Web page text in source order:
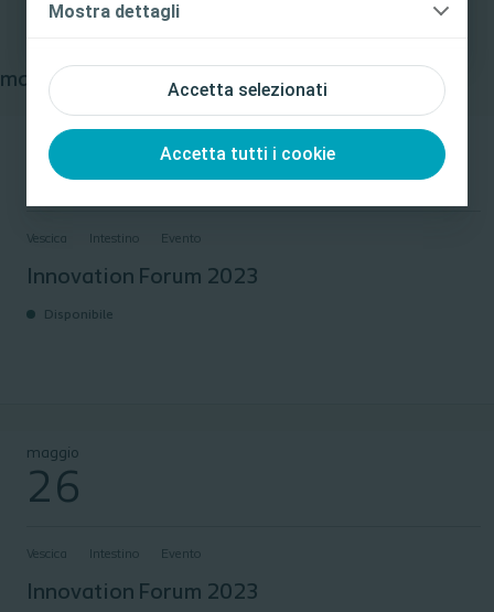
Accetta selezionati
Accetta tutti i cookie
Mostra dettagli
maggio 2023
Innovation Forum 2023
maggio
26
Vescica Intestino Evento
Innovation Forum 2023
Disponibile
Innovation Forum 2023
maggio
26
Vescica Intestino Evento
Innovation Forum 2023